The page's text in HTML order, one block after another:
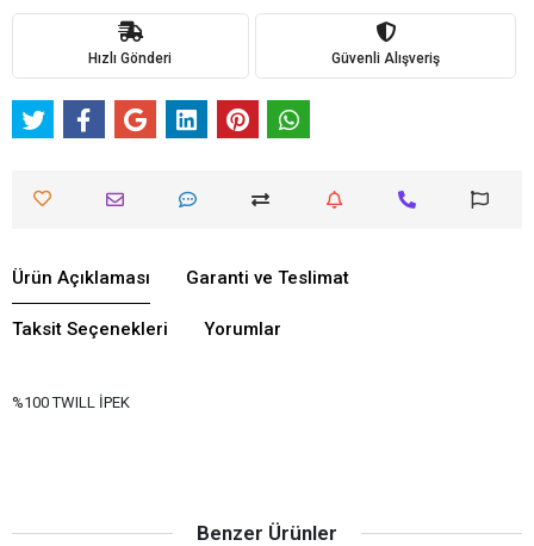
Hızlı Gönderi Güvenli Alışveriş
Ürün Açıklaması Garanti ve Teslimat
Taksit Seçenekleri Yorumlar
%100 TWILL İPEK
Benzer Ürünler